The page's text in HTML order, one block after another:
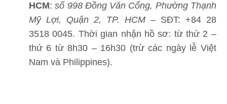
HCM:số 998 Đồng Văn Cống, Phường Thạnh
Mỹ Lợi, Quận 2, TP. HCM– SĐT: +84 28
3518 0045. Thời gian nhận hồ sơ: từ thứ 2 –
thứ 6 từ 8h30 – 16h30 (trừ các ngày lễ Việt
Nam và Philippines).